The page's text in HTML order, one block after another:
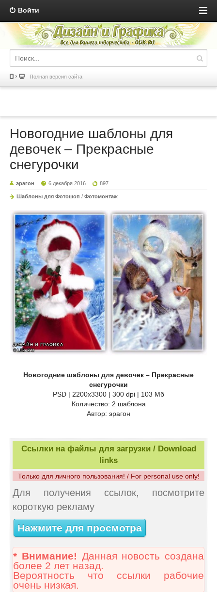
Войти
Полная версия сайта
Новогодние шаблоны для
девочек – Прекрасные
снегурочки
эрагон 6 декабря 2016 897
Шаблоны для Фотошоп / Фотомонтаж
Новогодние шаблоны для девочек – Прекрасные
снегурочки
PSD | 2200x3300 | 300 dpi | 103 Мб
Количество: 2 шаблона
Автор: эрагон
Ссылки на файлы для загрузки / Download
links
Только для личного пользования! / For personal use only!
Для получения ссылок, посмотрите
короткую рекламу
Нажмите для просмотра
* Внимание! Данная новость создана
более 2 лет назад.
Вероятность что ссылки рабочие
очень низкая.